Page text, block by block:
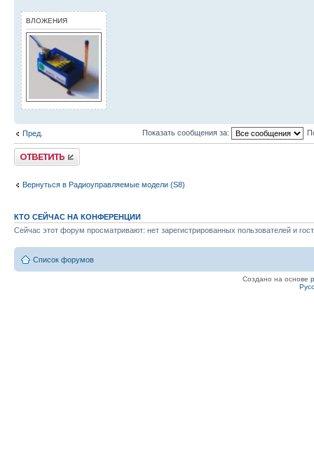
ВЛОЖЕНИЯ
Пред. Показать сообщения за:
Ответить
Вернуться в Радиоуправляемые модели (S8)
КТО СЕЙЧАС НА КОНФЕРЕНЦИИ
Сейчас этот форум просматривают: нет зарегистрированных пользователей и
Список форумов
Создано на основе